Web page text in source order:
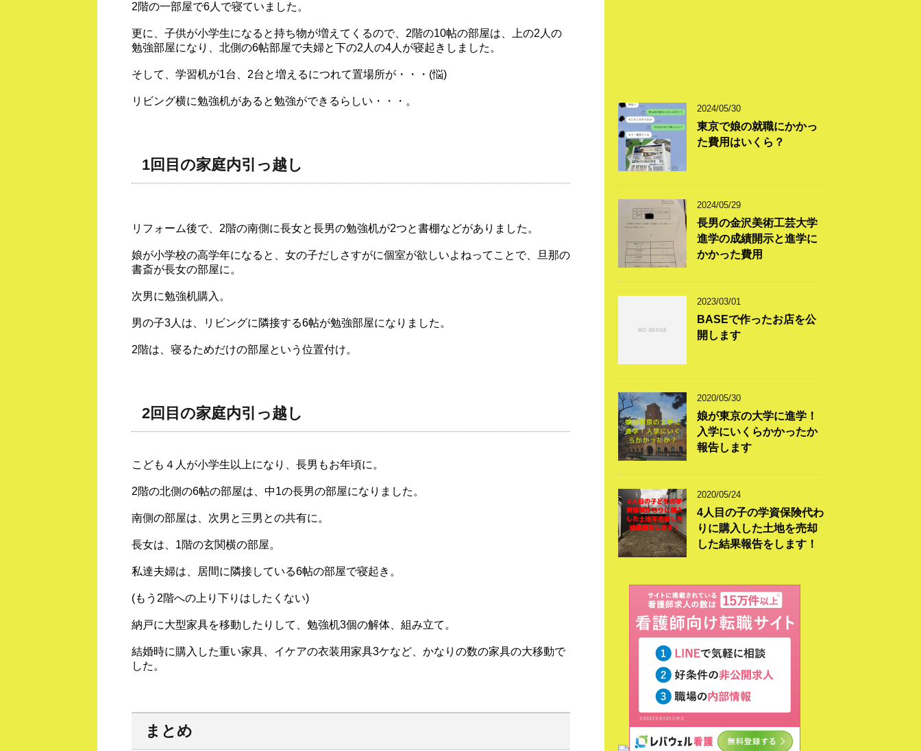
2階の一部屋で6人で寝ていました。
更に、子供が小学生になると持ち物が増えてくるので、2階の10帖の部屋は、上の2人の
勉強部屋になり、北側の6帖部屋で夫婦と下の2人の4人が寝起きしました。
そして、学習机が1台、2台と増えるにつれて置場所が・・・(悩)
リビング横に勉強机があると勉強ができるらしい・・・。
1回目の家庭内引っ越し
リフォーム後で、2階の南側に長女と長男の勉強机が2つと書棚などがありました。
娘が小学校の高学年になると、女の子だしさすがに個室が欲しいよねってことで、旦那の
書斎が長女の部屋に。
次男に勉強机購入。
男の子3人は、リビングに隣接する6帖が勉強部屋になりました。
2階は、寝るためだけの部屋という位置付け。
2回目の家庭内引っ越し
こども４人が小学生以上になり、長男もお年頃に。
2階の北側の6帖の部屋は、中1の長男の部屋になりました。
南側の部屋は、次男と三男との共有に。
長女は、1階の玄関横の部屋。
私達夫婦は、居間に隣接している6帖の部屋で寝起き。
(もう2階への上り下りはしたくない)
納戸に大型家具を移動したりして、勉強机3個の解体、組み立て。
結婚時に購入した重い家具、イケアの衣装用家具3ケなど、かなりの数の家具の大移動で
した。
まとめ
2024/05/30
東京で娘の就職にかかっ
た費用はいくら？
2024/05/29
長男の金沢美術工芸大学
進学の成績開示と進学に
かかった費用
2023/03/01
BASEで作ったお店を公
開します
2020/05/30
娘が東京の大学に進学！
入学にいくらかかったか
報告します
2020/05/24
4人目の子の学資保険代わ
りに購入した土地を売却
した結果報告をします！